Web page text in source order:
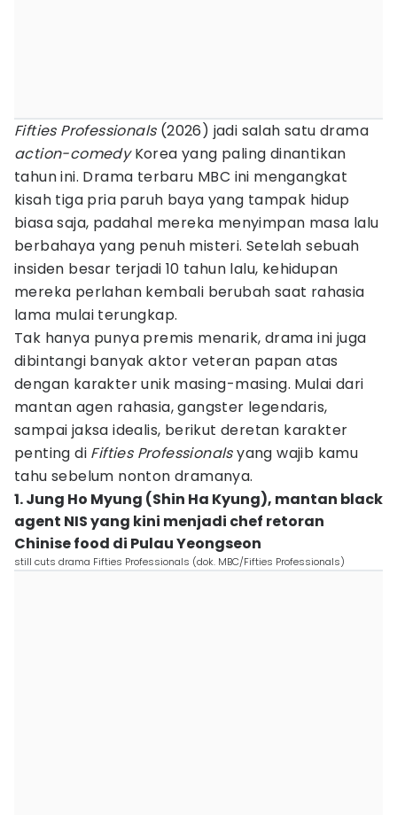
Fifties Professionals(2026) jadi salah satu drama
action-comedyKorea yang paling dinantikan
tahun ini. Drama terbaru MBC ini mengangkat
kisah tiga pria paruh baya yang tampak hidup
biasa saja, padahal mereka menyimpan masa lalu
berbahaya yang penuh misteri. Setelah sebuah
insiden besar terjadi 10 tahun lalu, kehidupan
mereka perlahan kembali berubah saat rahasia
lama mulai terungkap.
Tak hanya punya premis menarik, drama ini juga
dibintangi banyak aktor veteran papan atas
dengan karakter unik masing-masing. Mulai dari
mantan agen rahasia, gangster legendaris,
sampai jaksa idealis, berikut deretan karakter
penting di Fifties Professionalsyang wajib kamu
tahu sebelum nonton dramanya.
1. Jung Ho Myung (Shin Ha Kyung), mantan black
agent NIS yang kini menjadi chef retoran
Chinise food di Pulau Yeongseon
still cuts drama Fifties Professionals (dok. MBC/Fifties Professionals)